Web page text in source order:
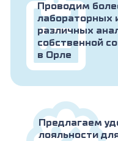
Проводим
лабораторных
различных
собственной
в Орле
Предлагаем
лояльности